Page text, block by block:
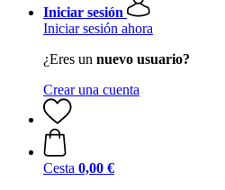
Iniciar sesión
Iniciar sesión ahora
¿Eres un nuevo usuario?
Crear una cuenta
Cesta 0,00 €